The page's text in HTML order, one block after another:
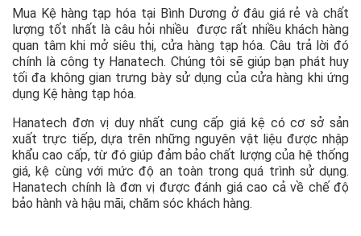
Mua Kệ hàng tạp hóa tại Bình Dương ở đâu giá rẻ và chất
lượng tốt nhất là câu hỏi nhiều được rất nhiều khách hàng
quan tâm khi mở siêu thị, cửa hàng tạp hóa. Câu trả lời đó
chính là công ty Hanatech. Chúng tôi sẽ giúp bạn phát huy
tối đa không gian trưng bày sử dụng của cửa hàng khi ứng
dụng Kệ hàng tạp hóa.
Hanatech đơn vị duy nhất cung cấp giá kệ có cơ sở sản
xuất trực tiếp, dựa trên những nguyên vật liệu được nhập
khẩu cao cấp, từ đó giúp đảm bảo chất lượng của hệ thống
giá, kệ cùng với mức độ an toàn trong quá trình sử dụng.
Hanatech chính là đơn vị được đánh giá cao cả về chế độ
bảo hành và hậu mãi, chăm sóc khách hàng.